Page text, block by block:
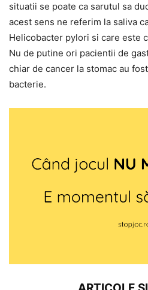
situatii se poate ca sarutul sa
acest sens ne referim la saliva
Helicobacter pylori si care este
Nu de putine ori pacientii de
chiar de cancer la stomac au
bacterie.